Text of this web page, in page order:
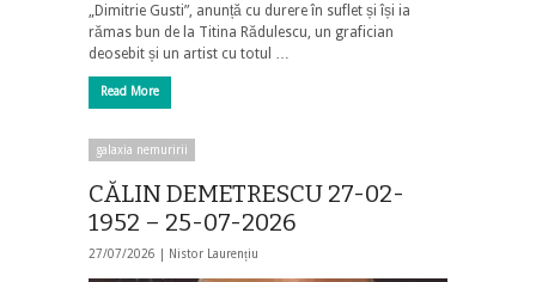
„Dimitrie Gusti”, anunță cu durere în suflet și își ia
rămas bun de la Titina Rădulescu, un grafician
deosebit și un artist cu totul …
Read More
galaxia nemuririi
CĂLIN DEMETRESCU 27-02-
1952 – 25-07-2026
27/07/2026 | Nistor Laurențiu